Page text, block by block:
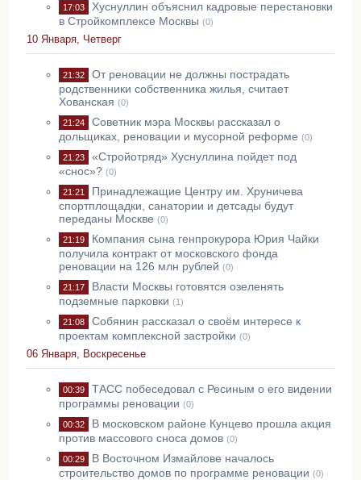
17:03
Хуснуллин объяснил кадровые перестановки
в Стройкомплексе Москвы (0)
10 Января, Четверг
21:32
От реновации не должны пострадать
родственники собственника жилья, считает
Хованская (0)
21:24
Советник мэра Москвы рассказал о
дольщиках, реновации и мусорной реформе (0)
21:23
«Стройотряд» Хуснуллина пойдет под
«снос»? (0)
21:21
Принадлежащие Центру им. Хруничева
спортплощадки, санатории и детсады будут
переданы Москве (0)
21:19
Компания сына генпрокурора Юрия Чайки
получила контракт от московского фонда
реновации на 126 млн рублей (0)
21:17
Власти Москвы готовятся озеленять
подземные парковки (1)
21:08
Собянин рассказал о своём интересе к
проектам комплексной застройки (0)
06 Января, Воскресенье
00:39
ТАСС побеседовал с Ресиным о его видении
программы реновации (0)
00:32
В московском районе Кунцево прошла акция
против массового сноса домов (0)
00:29
В Восточном Измайлове началось
строительство домов по программе реновации (0)